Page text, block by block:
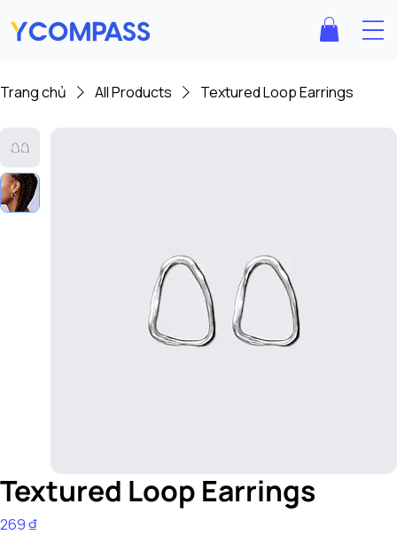
Trang chủ All Products Textured Loop Earrings
Textured Loop Earrings
269 ₫Giá